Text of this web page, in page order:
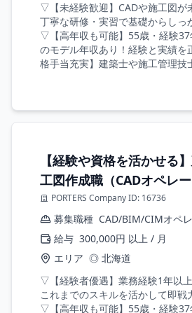
▽【未経験歓迎】CADや施工図が
丁寧な研修・実習で基礎からしっ
▽【高年収も可能】55歳・経験
のモデル年収あり！経験と実績
格手当充実】建築士や施工管理技
【経験や資格を活かせる
工図作成職（CADオペレー
PORTERS Company ID: 16736
募集職種 CAD/BIM/CIMオペ
給与 300,000円 以上 / 月
エリア ◎ 北海道
▽【経験者優遇】業務経験1年以
これまでのスキルを活かして即戦
▽【高年収も可能】55歳・経験